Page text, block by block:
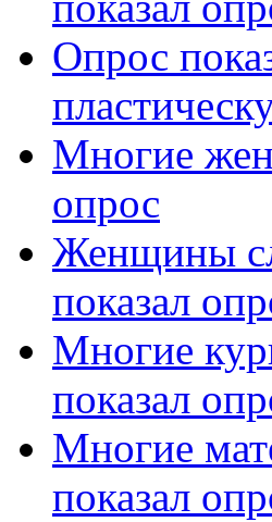
Опрос
Многие
опрос
Женщины
показал
Многие
показал
Многие
показал